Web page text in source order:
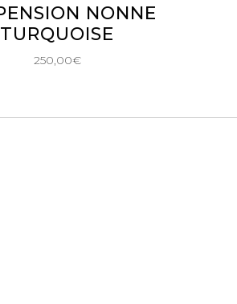
AU PANIER
NONNE
TURQUOISE
250,00€